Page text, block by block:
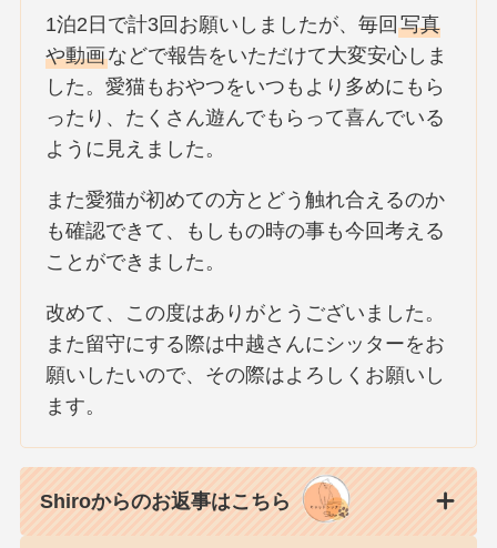
1泊2日で計3回お願いしましたが、毎回写真
や動画などで報告をいただけて大変安心しま
した。愛猫もおやつをいつもより多めにもら
ったり、たくさん遊んでもらって喜んでいる
ように見えました。
また愛猫が初めての方とどう触れ合えるのか
も確認できて、もしもの時の事も今回考える
ことができました。
改めて、この度はありがとうございました。
また留守にする際は中越さんにシッターをお
願いしたいので、その際はよろしくお願いし
ます。
Shiroからのお返事はこちら